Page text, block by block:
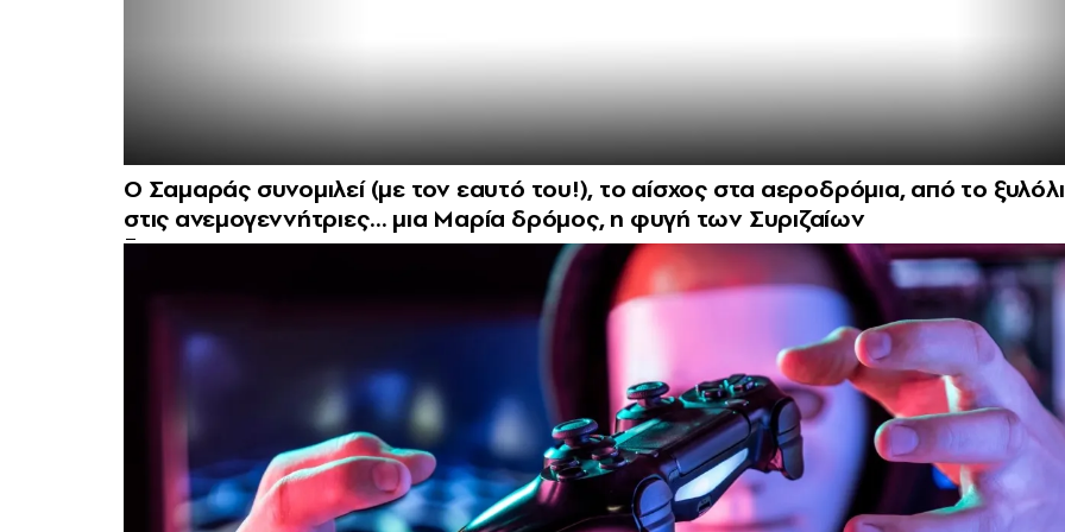
Ο Σαμαράς συνομιλεί (με τον εαυτό του!), το αίσχος στα αεροδρόμια, από το
στις ανεμογεννήτριες… μια Μαρία δρόμος, η φυγή των Συριζαίων